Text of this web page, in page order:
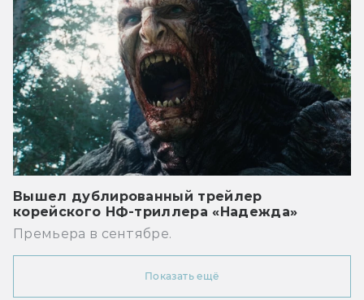
Вышел дублированный трейлер
корейского НФ-триллера «Надежда»
Премьера в сентябре.
Показать ещё